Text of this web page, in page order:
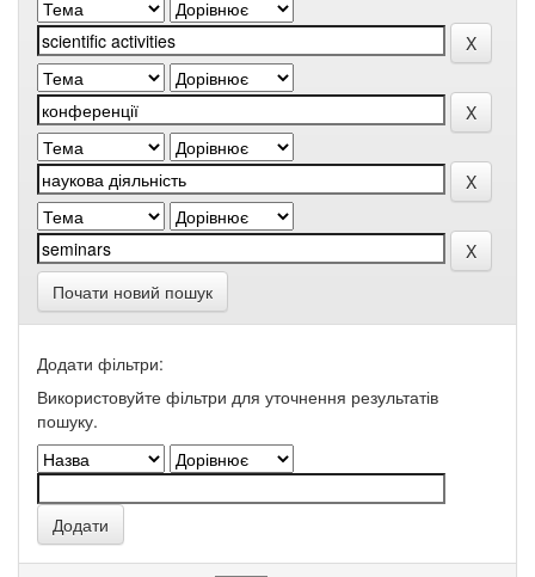
Почати новий пошук
Додати фільтри:
Використовуйте фільтри для уточнення результатів
пошуку.